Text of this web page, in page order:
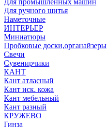
Для промышленных машин
Для ручного шитья
Наметочные
ИНТЕРЬЕР
Миниатюры
Пробковые доски,органайзеры
Свечи
Сувенирчики
КАНТ
Кант атласный
Кант иск. кожа
Кант мебельный
Кант разный
КРУЖЕВО
Гинза